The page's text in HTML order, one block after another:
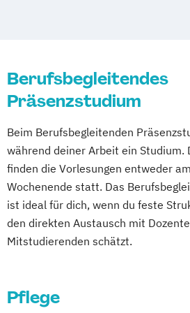
Pflegewissenschaft
Suchthilfe/Suchttherapie
Berufsbegleitendes
Präsenzstudium
Beim Berufsbegleitenden
während deiner Arbeit ein Studium.
finden die Vorlesungen entweder
Wochenende statt. Das
ist ideal für dich, wenn du feste
den direkten Austausch mit
Mitstudierenden schätzt.
Pflege